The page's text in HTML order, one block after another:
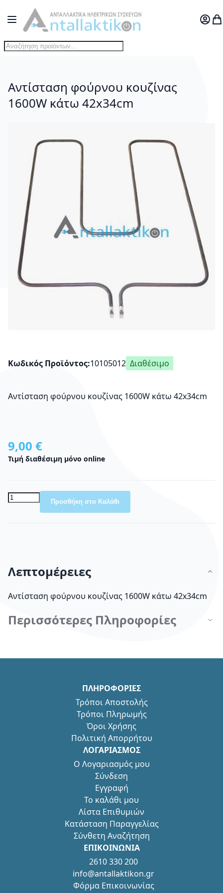
Μετάβαση στο περιεχόμενο
Toggle Nav
Ο
Αντίσταση φούρνου κουζίνας
1600W κάτω 42x34cm
Κωδικός Προϊόντος 10105012 Διαθέσιμο
Αντίσταση φούρνου κουζίνας 1600W κάτω 42x34cm
9,00 €
Τιμή διαθέσιμη μόνο online
Προσθήκη στο Καλάθι
Λεπτομέρειες
Αντίσταση φούρνου κουζίνας 1600W κάτω 42x34cm
Περισσότερες Πληροφορίες
ΠΛΗΡΟΦΟΡΙΕΣ
Τρόποι Αποστολής
Τρόποι Πληρωμής
Όροι Χρήσης
Πολιτική Απορρήτου
ΛΟΓΑΡΙΑΣΜΟΣ
Ο Λογαριασμός μου
Σύνδεση
Εγγραφή
Το καλάθι μου
Λίστα Επιθυμιών
Κατάσταση Παραγγελίας
Σύνθετη Αναζήτηση
ΕΠΙΚΟΙΝΩΝΙΑ
2610 330 200
info@antallaktikon.gr
Φόρμα Επικοινωνίας